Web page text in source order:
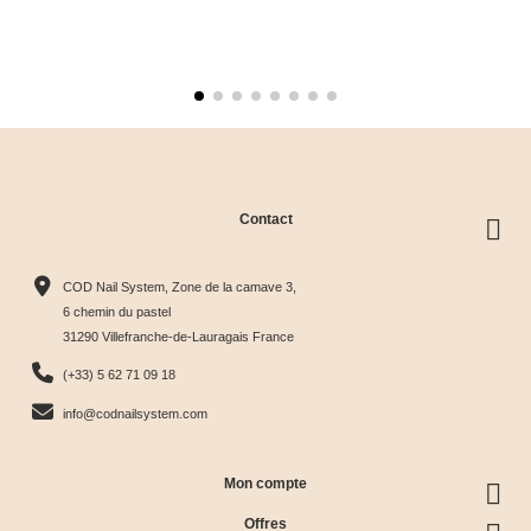
Contact
COD Nail System, Zone de la camave 3,
6 chemin du pastel
31290 Villefranche-de-Lauragais France
(+33) 5 62 71 09 18
info@codnailsystem.com
Mon compte
Offres